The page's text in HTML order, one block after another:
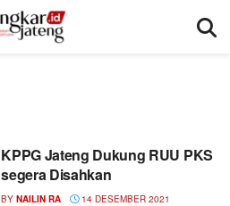
KPPG Jateng Dukung RUU PKS
segera Disahkan
BY NAILIN RA 14 DESEMBER 2021